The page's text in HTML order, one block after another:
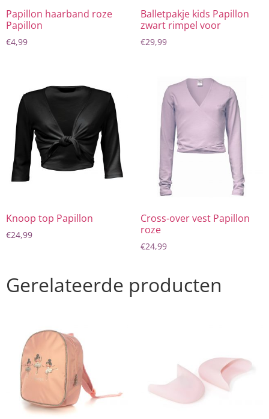
Papillon haarband roze
Papillon
€4,99
Balletpakje kids Papillon
zwart rimpel voor
€29,99
Knoop top Papillon
€24,99
Cross-over vest Papillon
roze
€24,99
Gerelateerde producten